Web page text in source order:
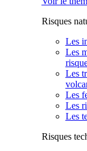
Risques
Les
Les
Les
Les
Les
Les
Risques